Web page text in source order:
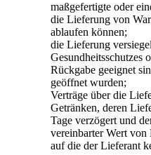
maßgefertigte oder
die Lieferung von
ablaufen können;
die Lieferung
Gesundheitsschutzes
Rückgabe geeignet
geöffnet wurden;
Verträge über die
Getränken, deren
Tage verzögert und
vereinbarter Wert von
auf die der Lieferant